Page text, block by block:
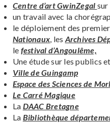
Centre d’art GwinZegal sur
un travail avec la
le déploiement des
Nationaux, les Archives
le festival d’Angoulême,
Une étude sur les publics
Ville de Guingamp
Espace des Sciences de
Le Carré Magique
La DAAC Bretagne
La Bibliothèque